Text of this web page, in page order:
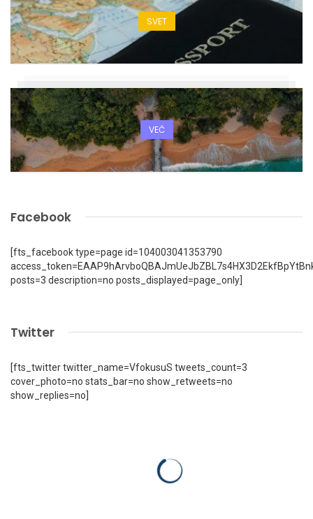
SVET
VEČ
Facebook
[fts_facebook type=page id=104003041353790
posts=3 description=no posts_displayed=page_only]
Twitter
[fts_twitter twitter_name=VfokusuS tweets_count=3
cover_photo=no stats_bar=no show_retweets=no
show_replies=no]